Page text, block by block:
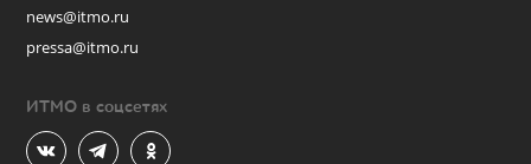
news@itmo.ru
pressa@itmo.ru
ИТМО в соцсетях